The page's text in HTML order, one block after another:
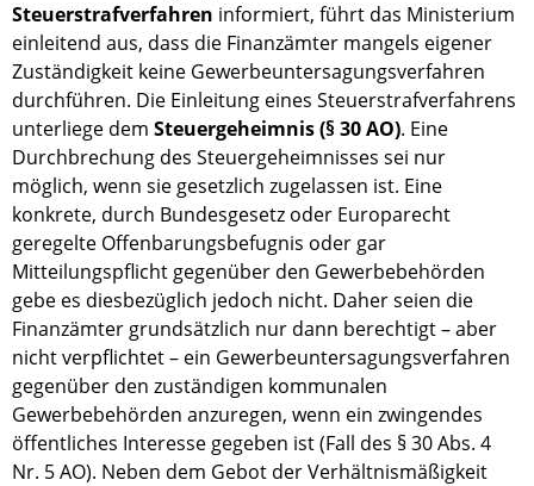
Steuerstrafverfahren informiert, führt das Ministerium
einleitend aus, dass die Finanzämter mangels eigener
Zuständigkeit keine Gewerbeuntersagungsverfahren
durchführen. Die Einleitung eines Steuerstrafverfahrens
unterliege dem Steuergeheimnis (§ 30 AO). Eine
Durchbrechung des Steuergeheimnisses sei nur
möglich, wenn sie gesetzlich zugelassen ist. Eine
konkrete, durch Bundesgesetz oder Europarecht
geregelte Offenbarungsbefugnis oder gar
Mitteilungspflicht gegenüber den Gewerbebehörden
gebe es diesbezüglich jedoch nicht. Daher seien die
Finanzämter grundsätzlich nur dann berechtigt – aber
nicht verpflichtet – ein Gewerbeuntersagungsverfahren
gegenüber den zuständigen kommunalen
Gewerbebehörden anzuregen, wenn ein zwingendes
öffentliches Interesse gegeben ist (Fall des § 30 Abs. 4
Nr. 5 AO). Neben dem Gebot der Verhältnismäßigkeit